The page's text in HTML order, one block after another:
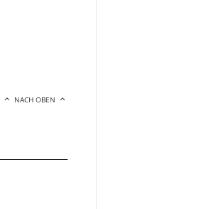
NACH OBEN